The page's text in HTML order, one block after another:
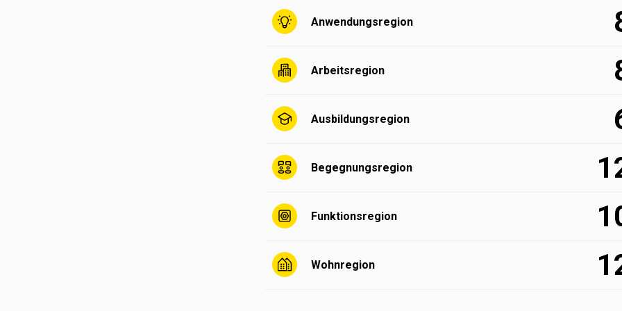
Anwendungs­region
Arbeitsregion
Ausbildungs­region
Begegnungs­region
Funktions­region
Wohnregion